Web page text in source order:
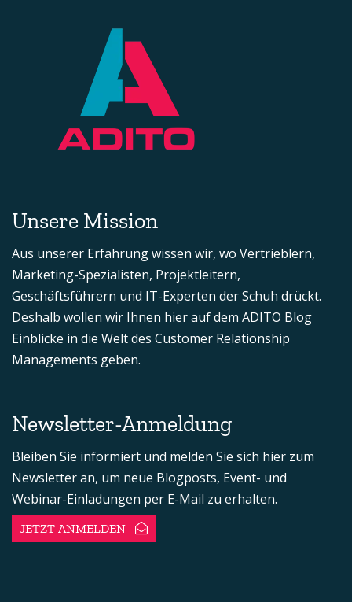
Unsere Mission
Aus unserer Erfahrung wissen wir, wo Vertrieblern,
Marketing-Spezialisten, Projektleitern,
Geschäftsführern und IT-Experten der Schuh drückt.
Deshalb wollen wir Ihnen hier auf dem ADITO Blog
Einblicke in die Welt des Customer Relationship
Managements geben.
Newsletter-Anmeldung
Bleiben Sie informiert und melden Sie sich hier zum
Newsletter an, um neue Blogposts, Event- und
Webinar-Einladungen per E-Mail zu erhalten.
JETZT ANMELDEN